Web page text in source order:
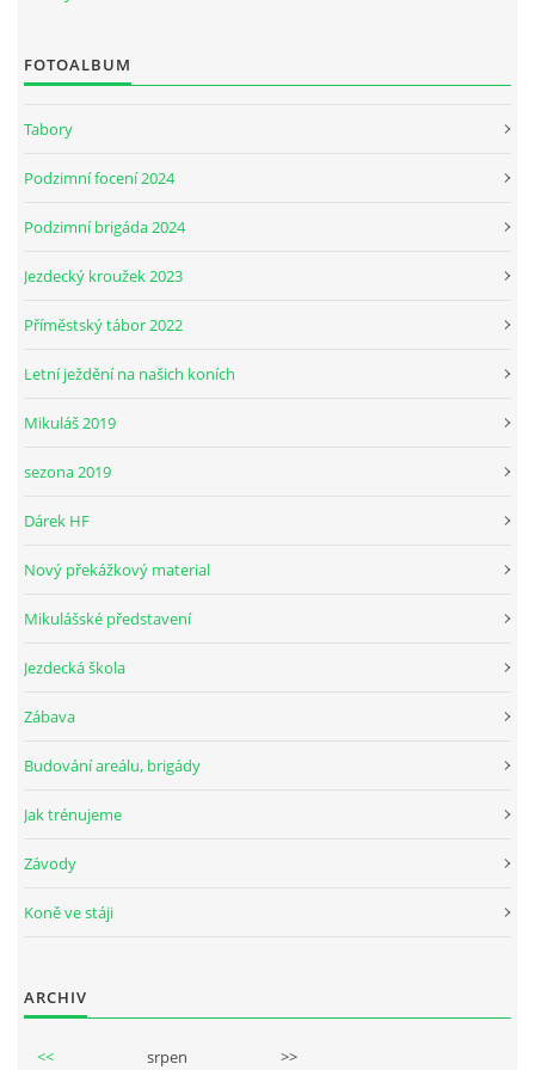
JARNÍ BRIGÁDA SE ODKLÁDÁ.
PÁTEČNÍ KROUŽEK " ŠKOLA JEZDECTVÍ " BUDE ZAHÁJEN
ČLENOVÉ JK CABALLERO Z RYCHVALDU
PODZIMNÍ BRIGÁDA 4.10.2025
FOTOALBUM
Tabory
Podzimní focení 2024
Podzimní brigáda 2024
Jezdecký kroužek 2023
Příměstský tábor 2022
Letní ježdění na našich koních
Mikuláš 2019
sezona 2019
Dárek HF
Nový překážkový material
Mikulášské představení
Jezdecká škola
Zábava
Budování areálu, brigády
Jak trénujeme
Závody
Koně ve stáji
ARCHIV
<< srpen >>